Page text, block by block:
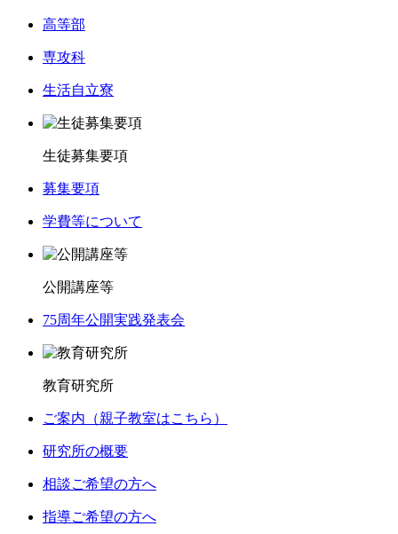
高等部
専攻科
生活自立寮
生徒募集要項
募集要項
学費等について
公開講座等
75周年公開実践発表会
教育研究所
ご案内（親子教室はこちら）
研究所の概要
相談ご希望の方へ
指導ご希望の方へ